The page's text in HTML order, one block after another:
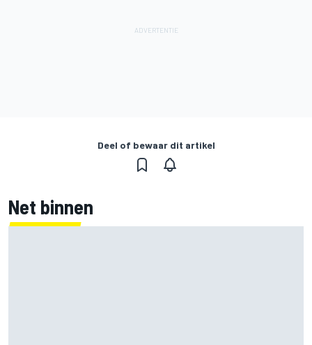
Deel of bewaar dit artikel
Net binnen